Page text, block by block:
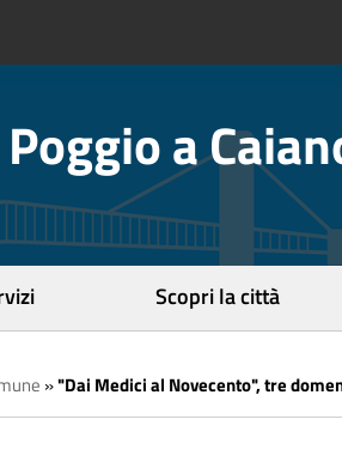
a
Scopri la città
»"Dai Medici al Novecento", tre